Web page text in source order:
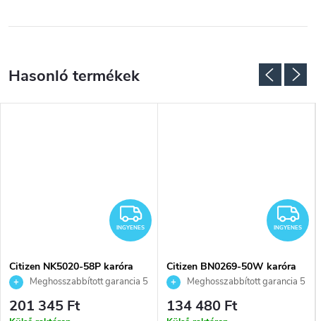
INGYENES
INGYENES
Citizen NK5020-58P karóra
Meghosszabbított garancia 5
évre. Akár 100 napos
visszaküldési lehetőség. Hivatalos
201 345 Ft
INGYENES
Citizen BN0269-50W karóra
Meghosszabbított garancia 5
évre. Akár 100 napos
visszaküldési lehetőség. Hivatalos
134 480 Ft